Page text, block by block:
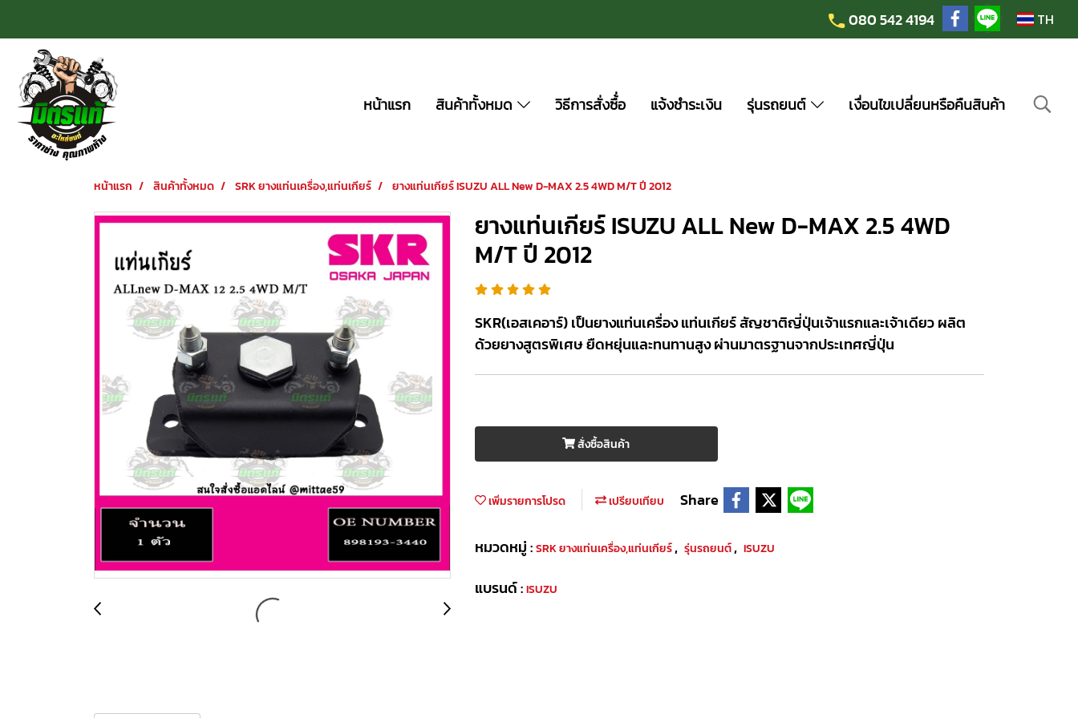
080 542 4194 TH
หน้าแรก สินค้าทั้งหมด วิธีการสั่งซื้่อ แจ้งชำระเงิน รุ่นรถยนต์ เงื่อนไขเปลี่ยนหรือคืนสินค้า
หน้าแรก สินค้าทั้งหมด SRK ยางแท่นเครื่อง,แท่นเกียร์ ยางแท่นเกียร์ ISUZU ALL New D-MAX 2.5 4WD M/T ปี 2012
ยางแท่นเกียร์ ISUZU ALL New D-MAX 2.5 4WD
M/T ปี 2012
SKR(เอสเคอาร์) เป็นยางแท่นเครื่อง แท่นเกียร์ สัญชาติญี่ปุ่นเจ้าแรกและเจ้าเดียว ผลิต
ด้วยยางสูตรพิเศษ ยืดหยุ่นและทนทานสูง ผ่านมาตรฐานจากประเทศญี่ปุ่น
สั่งซื้อสินค้า
เพิ่มรายการโปรด เปรียบเทียบ Share
หมวดหมู่ :SRK ยางแท่นเครื่อง,แท่นเกียร์, รุ่นรถยนต์, ISUZU
แบรนด์ :ISUZU